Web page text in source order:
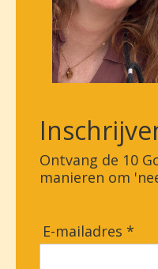
Ontvang de 10
manieren om
E-mailadres *